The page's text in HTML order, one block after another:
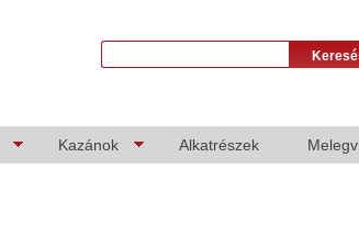
Kazánok Alkatrészek